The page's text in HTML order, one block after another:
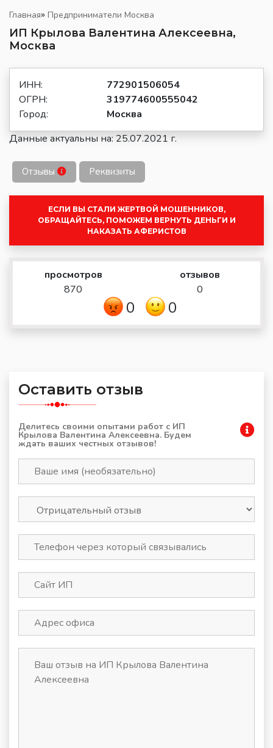
Главная» Предприниматели Москва
ИП Крылова Валентина Алексеевна,
Москва
ИНН:
772901506054
ОГРН:
319774600555042
Город:
Москва
Данные актуальны на: 25.07.2021 г.
Отзывы Реквизиты
ЕСЛИ ВЫ СТАЛИ ЖЕРТВОЙ МОШЕННИКОВ,
ОБРАЩАЙТЕСЬ, ПОМОЖЕМ ВЕРНУТЬ ДЕНЬГИ И
НАКАЗАТЬ АФЕРИСТОВ
просмотров
870
отзывов
0
0 0
Оставить отзыв
Делитесь своими опытами работ с ИП
Крылова Валентина Алексеевна. Будем
ждать ваших честных отзывов!